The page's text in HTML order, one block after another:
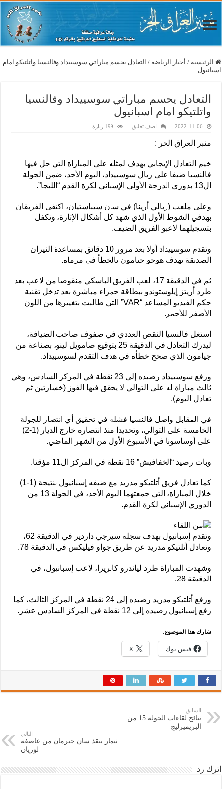
الرئيسية / أخبار الرياضة / التعادل يحسم مباراتي سوسييداد وفالنسيا واتلتيكو امام
اسبانيول
التعادل يحسم مباراتي سوسييداد وفالنسيا
واتلتيكو امام اسبانيول
2022-11-06 اضف تعليق 199 زيارة
منبر العراق الحر :
خيم التعادل الإيجابي بهدف لمثله على المباراة التي حل فيها
فالنسيا ضيفا على ريال سوسييداد، اليوم الأحد، ضمن الجولة
ال13 بدوري الدرجة الأولى الإسباني لكرة القدم “الليجا”.
وعلى ملعب (ريالي أرينا) في سان سيباستيان، اكتفى الفريقان
بهدفي الشوط الأول الذي شهد كل أشكال الإثارة، وتكفل
بتسجيلهما لاعبو الفريق الضيف.
وتقدم سوسييداد أولا بعد مرور 10 دقائق بمساعدة النيران
الصديقة بهدف هوجو جيامون بالخطأ في مرماه.
ثم في الدقيقة 17، لعب الفريق الباسكي منقوصا من لاعب بعد
طرد أريتز إيلوستوندو ببطاقة حمراء مباشرة بعد تدخل تقنية
حكم الفيديو المساعد “VAR” التي طالبت بتغييرها من اللون
الأصفر للأحمر.
استغل فالنسيا النقص العددي في صفوف صاحب الضيافة،
ليدرك التعادل في الدقيقة 25 بتوقيع صامويل لينو، بصناعة من
جيامون الذي صحح خطأه في هدف التقدم لسوسييداد.
ورفع سوسييداد رصيده إلى 23 نقطة في المركز السادس، وهي
ثالث مباراة له على التوالي لا يحقق فيها الفوز (خسارتين ثم
تعادل اليوم).
في المقابل واصل فالنسيا فشله في تحقيق أي انتصار للجولة
الخامسة على التوالي، وتحديدا منذ انتصاره خارج الديار (1-2)
على أوساسونا في الأسبوع الأول من الشهر الماضي.
وبات رصيد “الخفافيش” 16 نقطة في المركز ال11 مؤقتا.
كما تعادل فريق أتلتيكو مدريد مع ضيفه إسبانيول بنتيجة (1-1)
خلال المباراة، التي جمعتهما اليوم الأحد، في الجولة 13 من
الدوري الإسباني لكرة القدم.
وتقدم إسبانيول بهدف سجله سيرجي داردير في الدقيقة 62،
وتعادل أتلتيكو مدريد عن طريق جواو فيليكس في الدقيقة 78.
وشهدت المباراة طرد لياندرو كابريرا، لاعب إسبانيول، في
الدقيقة 28.
ورفع أتلتيكو مدريد رصيده إلى 24 نقطة في المركز الثالث، كما
رفع إسبانيول رصيده إلى 12 نقطة في المركز السادس عشر.
شارك هذا الموضوع:
فيس بوك X
السابق
نتائج لقاءات الجولة 15 من
البريميرليج
التالي
نيمار ينقذ سان جيرمان من عاصفة
لوريان
اترك رد